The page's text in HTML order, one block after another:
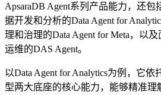
ApsaraDB Agent系列产品能力，还
据开发和分析的Data Agent for
理和治理的Data Agent for Meta，以
运维的DAS Agent。
以Data Agent for Analytics为例，它
型两大底座的核心能力，能够精准